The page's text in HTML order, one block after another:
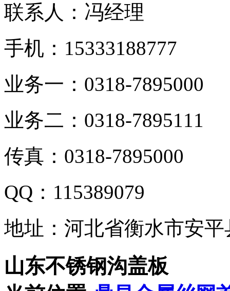
联系人：冯经理
手机：15333188777
业务一：0318-7895000
业务二：0318-7895111
传真：0318-7895000
QQ：115389079
地址：河北省衡水市安
山东不锈钢沟盖板